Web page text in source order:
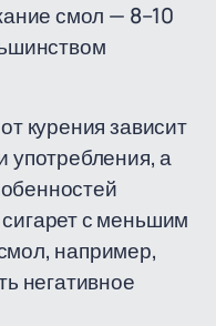
смол — 8–10
курения зависит
употребления, а
с меньшим
например,
негативное